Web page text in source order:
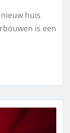
huis
is een